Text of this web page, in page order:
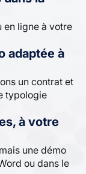
en ligne à votre
adaptée à
un contrat et
typologie
à votre
une démo
ou dans le